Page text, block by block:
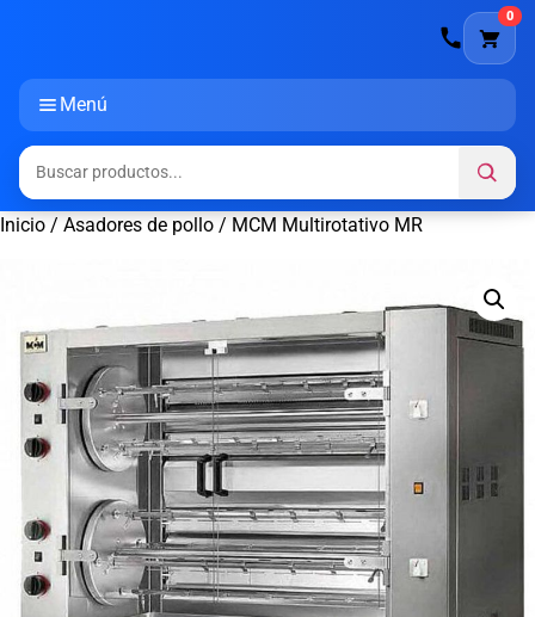
Menú
0
Inicio / Asadores de pollo / MCM Multirotativo MR